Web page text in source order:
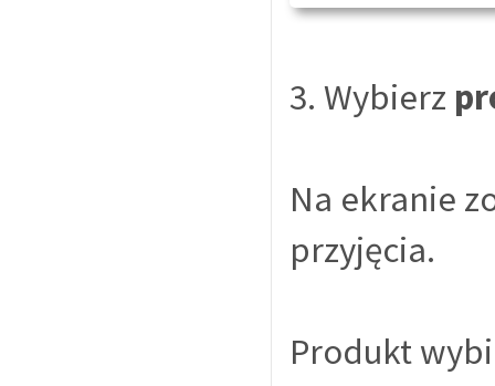
3. Wybierz
Na ekranie
przyjęcia.
Produkt